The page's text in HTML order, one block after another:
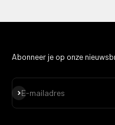
Abonneer je op onze
E-mailadres
Abonneren